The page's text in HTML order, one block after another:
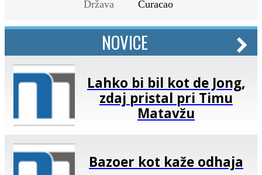
Država
Curacao
NOVICE
Lahko bi bil kot de Jong,
zdaj pristal pri Timu
Matavžu
Bazoer kot kaže odhaja